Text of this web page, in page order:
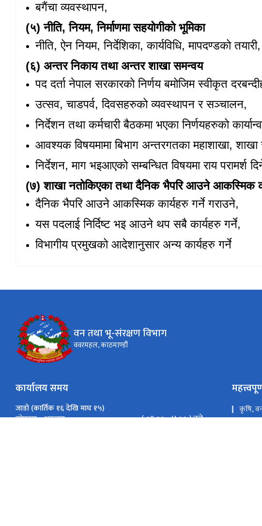
बगैंचा व्यवस्थापन,
(५) नीति, नियम, निर्माणमा सहयोगीको भूमिका
नीति, ऐन नियम, निर्देशिका, कार्यविधि, मापदण्डको
(६) अन्तर निकाय तथा अन्तर शाखा समन्वय
पद दर्तानेपाल सरकारको निर्णय बमोजिम स्वीकृत
उत्सव, चाडपर्व, दिवसहरुको व्यवस्थापन र सञ्चालन,
निर्देशन तथा कर्मचारी बैठकमा भएका निर्णयहरुको
आवश्यक विषयमामा बिभाग अन्तरगतका महाशाखा, शाखा
निर्देशन, माग भइआएको सम्बन्धित विषयमा राय परामर्श
(७) शाखा नतोकिएका तथा दैनिक भैपरि आउने आकस्मिक
दैनिक भैपरि आउने आकस्मिक कार्यहरु गर्ने गराउने,
यस पदलाई निर्दिष्ट भइ आउने थप सबै कार्यहरु गर्ने,
विभागीय प्रमुखको आदेशानुसार अन्य कार्यहरु गर्ने
वन तथा भू-संरक्षण विभाग
ववरमहल, काठमाण्डौं
कार्यालय समय
जाडो (कार्तिक १६ देखि माघ १५)
सोमवार - शुक्रवार
( ०९:०० - ४:०० ) बजे
कृषि,